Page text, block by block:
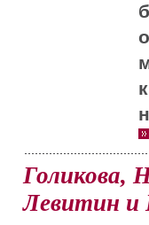
Голикова,
Левитин и